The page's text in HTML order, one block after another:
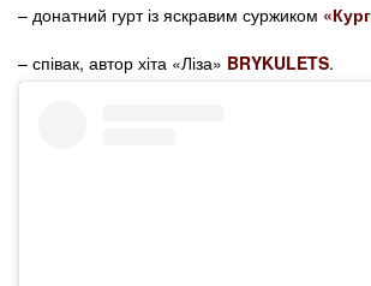
– донатний гурт із яскравим суржиком
– співак, автор хіта «Ліза» BRYKULETS.